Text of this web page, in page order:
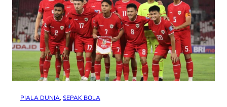
PIALA DUNIA, SEPAK BOLA